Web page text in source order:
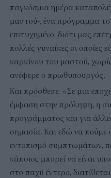
παγκόσμια ημέρα
μαστού-, ένα πρόγραμμα το
επιτυχημένο, διότι μας
πολλές γυναίκες οι
καρκίνου του μαστού,
ανέφερε ο πρωθυπουργός.
Και πρόσθεσε: «Σε μια
έμφαση στην πρόληψη, η
προγράμματος και για
σημασία. Και εδώ να πούμε
εντοπισμό συμπτωμάτων,
κάποιος μπορεί να είναι
στο παχύ έντερο,